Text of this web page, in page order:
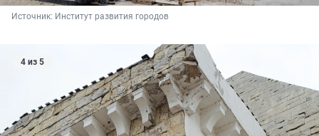
Источник: Институт развития городов
4 из 5